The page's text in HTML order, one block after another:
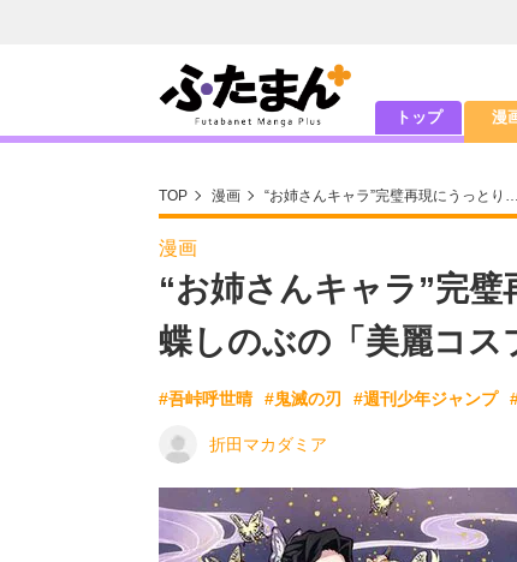
トップ 漫
TOP 漫画 “お姉さんキャラ”完璧再現にうっとり
漫画
“お姉さんキャラ”完
蝶しのぶの「美麗コス
#吾峠呼世晴 #鬼滅の刃 #週刊少年ジャンプ
折田マカダミア